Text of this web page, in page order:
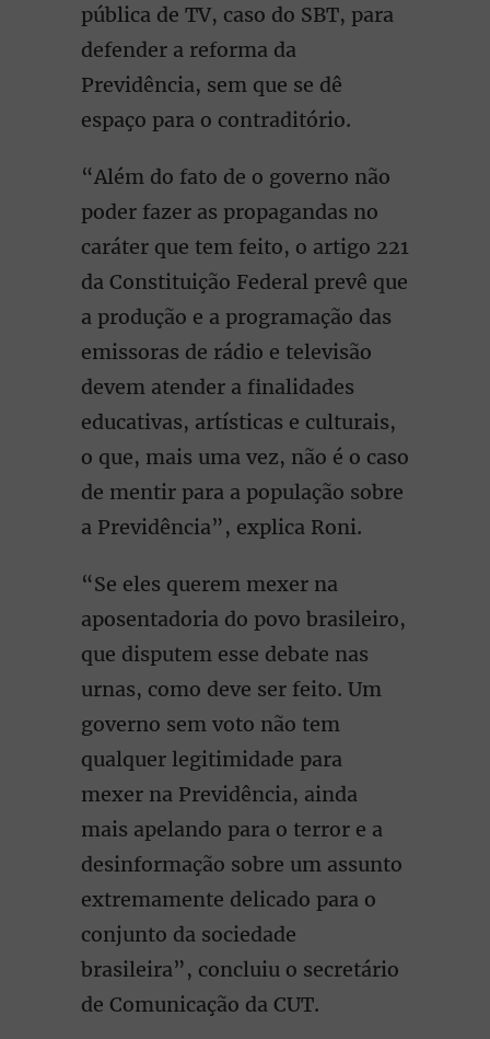
pública de TV, caso do SBT, para
defender a reforma da
Previdência, sem que se dê
espaço para o contraditório.
“Além do fato de o governo não
poder fazer as propagandas no
caráter que tem feito, o artigo 221
da Constituição Federal prevê que
a produção e a programação das
emissoras de rádio e televisão
devem atender a finalidades
educativas, artísticas e culturais,
o que, mais uma vez, não é o caso
de mentir para a população sobre
a Previdência”, explica Roni.
“Se eles querem mexer na
aposentadoria do povo brasileiro,
que disputem esse debate nas
urnas, como deve ser feito. Um
governo sem voto não tem
qualquer legitimidade para
mexer na Previdência, ainda
mais apelando para o terror e a
desinformação sobre um assunto
extremamente delicado para o
conjunto da sociedade
brasileira”, concluiu o secretário
de Comunicação da CUT.